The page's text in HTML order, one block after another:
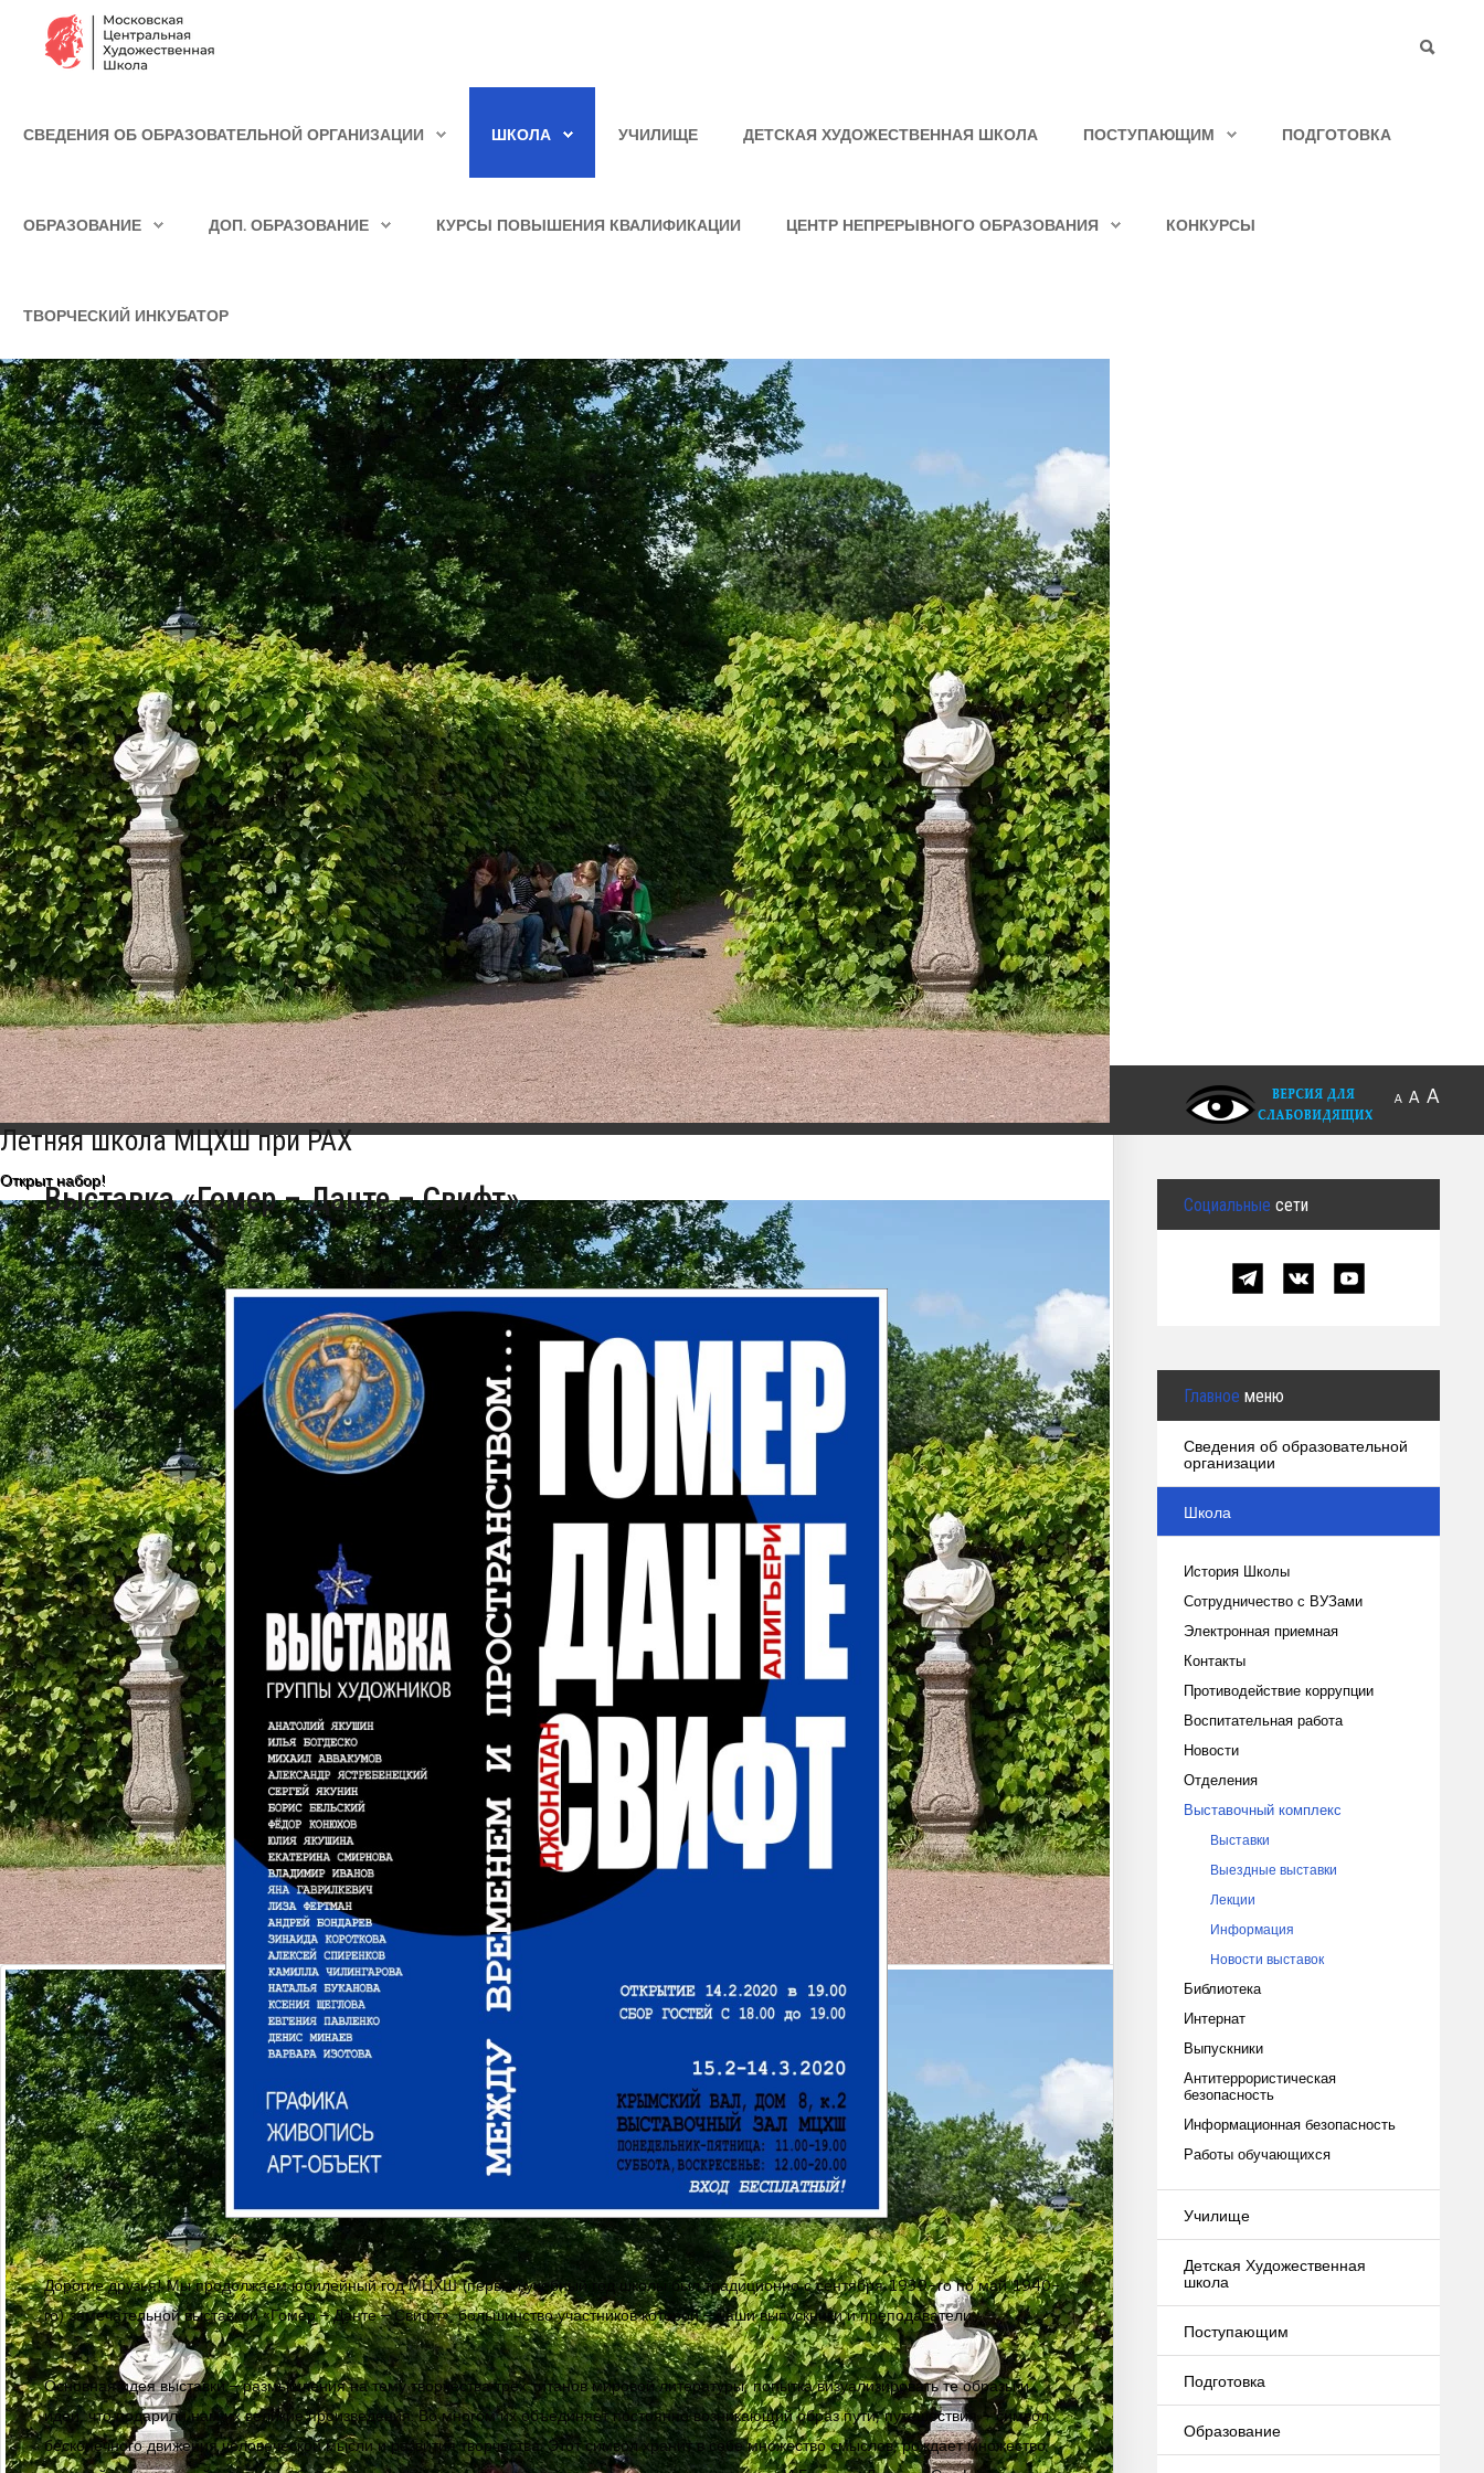
Образование
Доп. образование
Курсы повышения квалификации
Центр непрерывного образования
Конкурсы
Творческий инкубатор
СВЕДЕНИЯ ОБ ОБРАЗОВАТЕЛЬНОЙ ОРГАНИЗАЦИИ ШКОЛА УЧИЛИЩЕ ДЕТСКАЯ ХУДОЖЕСТВЕННАЯ ШКОЛА ПОСТУПАЮЩИМ ПОДГОТОВКА
ОБРАЗОВАНИЕ ДОП. ОБРАЗОВАНИЕ КУРСЫ ПОВЫШЕНИЯ КВАЛИФИКАЦИИ ЦЕНТР НЕПРЕРЫВНОГО ОБРАЗОВАНИЯ КОНКУРСЫ
ТВОРЧЕСКИЙ ИНКУБАТОР
Летняя школа МЦХШ при РАХ
Открыт набор!
Главная Школа Выставочный комплекс Выставка «Гомер – Данте – Свифт» A A A
Выставка «Гомер – Данте – Свифт»
Дорогие друзья! Мы продолжаем юбилейный год МЦХШ (первый учебный год школы был традиционно с сентября 1939-го по май 1940-
го) замечательной выставкой «Гомер – Данте – Свифт», большинство участников которой – наши выпускники и преподаватели.
Основная идея выставки – размышления на тему творчества трёх титанов мировой литературы, попытка визуализировать те образы и
идеи, что подарили нам их великие произведения. Во многом их объединяет постоянно возникающий образ пути, путешествия - символ
бесконечного движения человеческой мысли и развития творчества. Этот символ хранит в себе множество смыслов, рождает множество
Социальные сети
Главное меню
Сведения об образовательной
организации
Школа
История Школы
Сотрудничество с ВУЗами
Электронная приемная
Контакты
Противодействие коррупции
Воспитательная работа
Новости
Отделения
Выставочный комплекс
Выставки
Выездные выставки
Лекции
Информация
Новости выставок
Библиотека
Интернат
Выпускники
Антитеррористическая
безопасность
Информационная безопасность
Работы обучающихся
Училище
Детская Художественная
школа
Поступающим
Подготовка
Образование